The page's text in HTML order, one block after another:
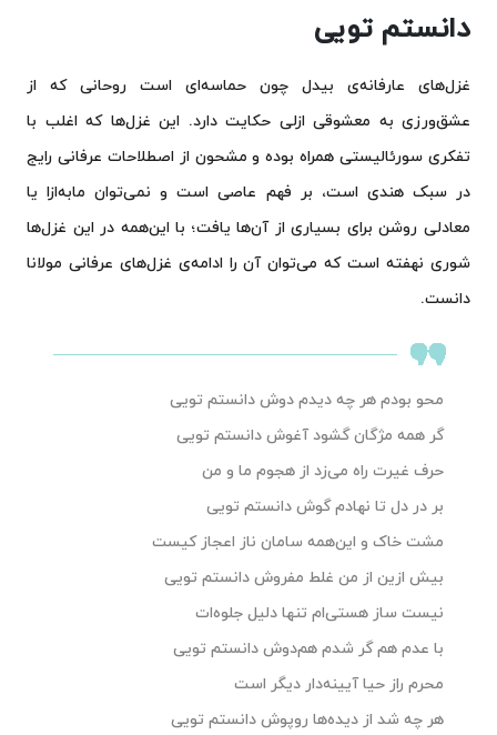
دانستم تویی
غزل‌های عارفانه‌ی بیدل چون حماسه‌ای است روحانی که از
عشق‌ورزی به معشوقی ازلی حکایت دارد. این غزل‌ها که اغلب با
تفکری سورئالیستی همراه بوده و مشحون از اصطلاحات عرفانی رایج
در سبک هندی است، بر فهم عاصی است و نمی‌توان مابه‌ازا یا
معادلی روشن برای بسیاری از آن‌ها یافت؛ با این‌همه در این غزل‌ها
شوری نهفته است که می‌توان آن را ادامه‌ی غزل‌های عرفانی مولانا
دانست.
محو بودم هر چه دیدم دوش دانستم تویی
گر همه مژگان ‌گشود آغوش دانستم تویی
حرف غیرت راه می‌زد از هجوم ما و من
بر در دل تا نهادم ‌گوش دانستم تویی
مشت خاک و این‌همه سامان ناز اعجاز کیست
بیش ازین از من غلط مفروش دانستم تویی
نیست ساز هستی‌ام تنها دلیل جلوه‌ات
با عدم هم ‌گر شدم هم‌دوش دانستم تویی
محرم راز حیا آیینه‌دار دیگر است
هر چه شد از دیده‌ها روپوش دانستم تویی